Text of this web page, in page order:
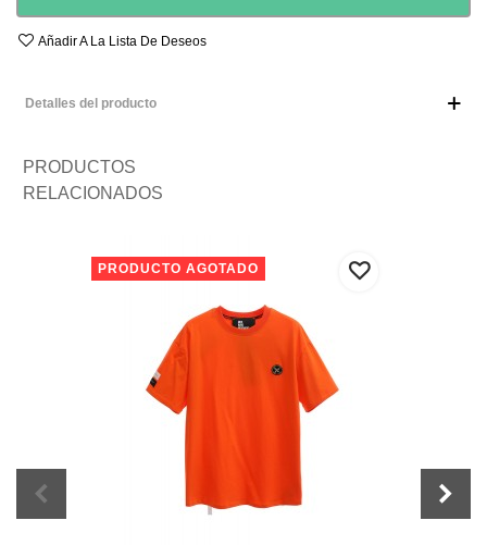
Añadir A La Lista De Deseos
Detalles del producto
PRODUCTOS
RELACIONADOS
PRODUCTO AGOTADO